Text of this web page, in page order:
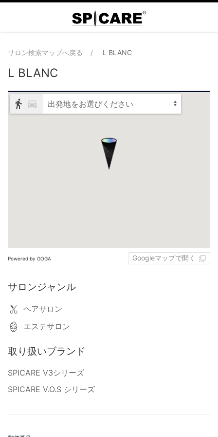
サロン検索マップへ戻る L BLANC
L BLANC
出発地をお選びください
Powered by GOGA Googleマップで開く
サロンジャンル
ヘアサロン
エステサロン
取り扱いブランド
SPICARE V3シリーズ
SPICARE V.O.S シリーズ